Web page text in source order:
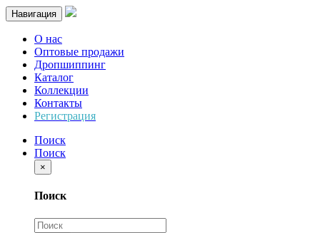
Навигация
О нас
Оптовые продажи
Дропшиппинг
Каталог
Коллекции
Контакты
Регистрация
Поиск
Поиск
×
Поиск